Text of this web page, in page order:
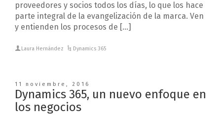
proveedores y socios todos los días, lo que los hace
parte integral de la evangelización de la marca. Ven
y entienden los procesos de […]
Laura Hernández Dynamics 365
11 noviembre, 2016
Dynamics 365, un nuevo enfoque en
los negocios